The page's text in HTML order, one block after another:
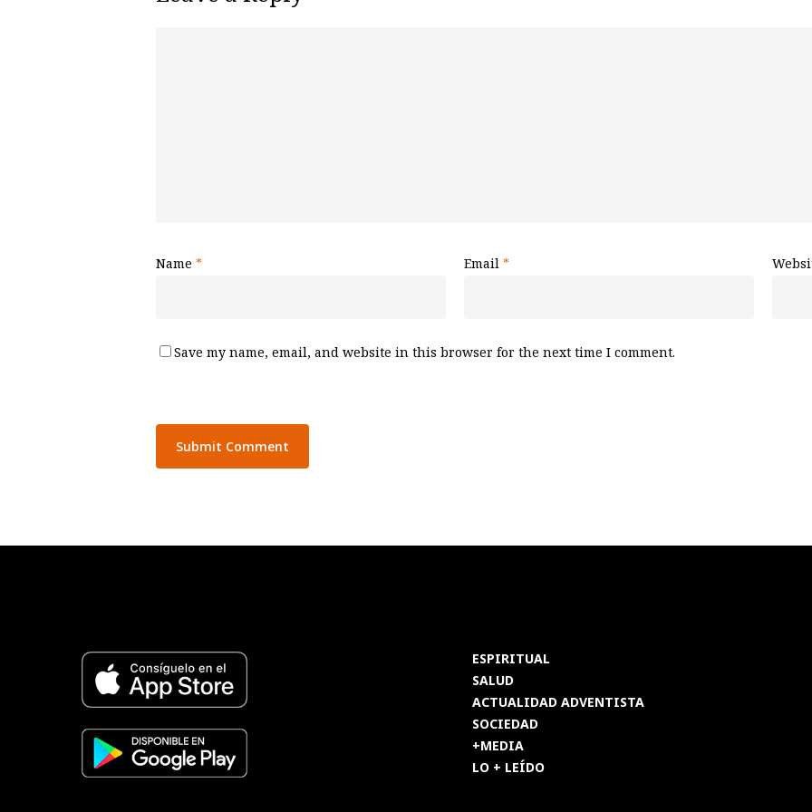
Name * Email *
Save my name, email, and website in this browser for the next time I comment.
ESPIRITUAL
SALUD
ACTUALIDAD ADVENTISTA
SOCIEDAD
+MEDIA
LO + LEÍDO